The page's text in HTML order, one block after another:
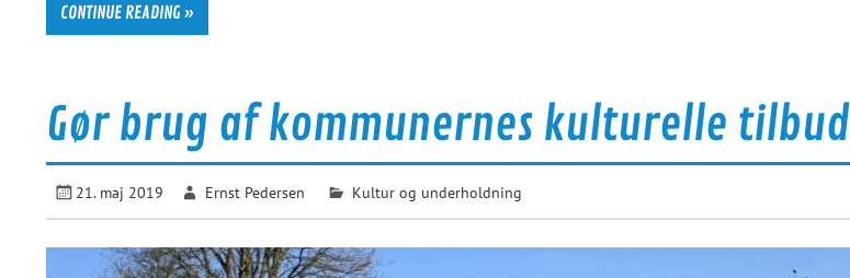
CONTINUE READING »
Gør brug af kommunernes kulturelle tilbud
21. maj 2019 Ernst Pedersen Kultur og underholdning